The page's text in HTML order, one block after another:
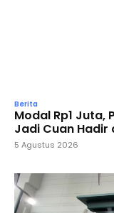
Berita
Modal Rp1 Juta,
Jadi Cuan Hadir
5 Agustus 2026